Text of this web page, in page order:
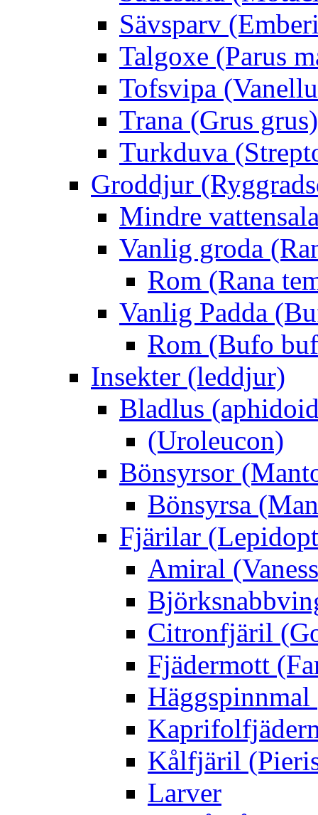
Sävsparv
Talgoxe (Parus
Tofsvipa
Trana (Grus grus)
Turkduva
Groddjur
Mindre
Vanlig groda
Rom (Rana
Vanlig Padda
Rom (Bufo
Insekter (leddjur)
Bladlus
(Uroleucon)
Bönsyrsor
Bönsyrsa
Fjärilar
Amiral
Citronfjäril
Fjädermott
Kålfjäril
Larver